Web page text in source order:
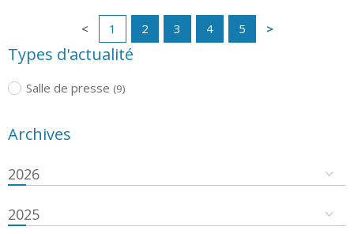
1 2 3 4 5
Types d'actualité
Salle de presse (9)
Archives
2026
2025